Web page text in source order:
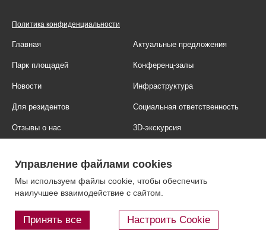
Политика конфиденциальности
Главная Актуальные предложения
Парк площадей Конференц-залы
Новости Инфраструктура
Для резидентов Социальная ответственность
Отзывы о нас 3D-экскурсия
Контакты Блог
Управление файлами cookies
Мы используем файлы cookie, чтобы обеспечить
наилучшее взаимодействие с сайтом.
Принять все Настроить Cookie